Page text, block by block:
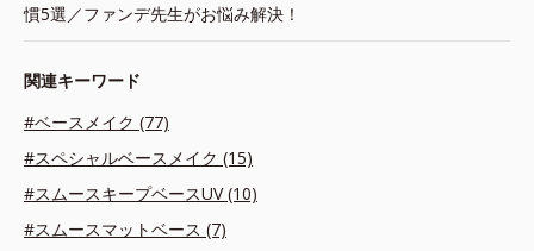
慣5選／ファンデ先生がお悩み解決！
関連キーワード
#ベースメイク (77)
#スペシャルベースメイク (15)
#スムースキープベースUV (10)
#スムースマットベース (7)